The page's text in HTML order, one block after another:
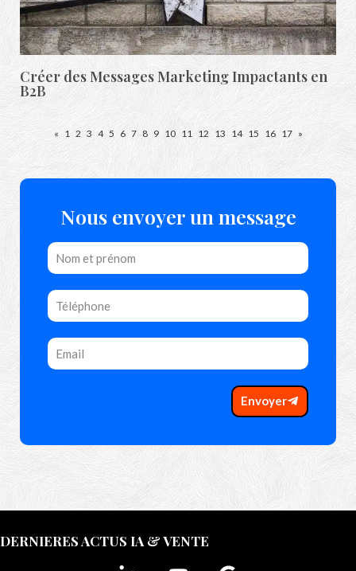
Créer des Messages Marketing Impactants en
B2B
« 1 2 3 4 5 6 7 8 9 10 11 12 13 14 15 16 17 »
Nous envoyer un message
Envoyer
DERNIERES ACTUS IA & VENTE